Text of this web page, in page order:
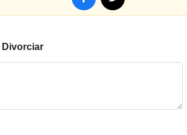
Divorciar